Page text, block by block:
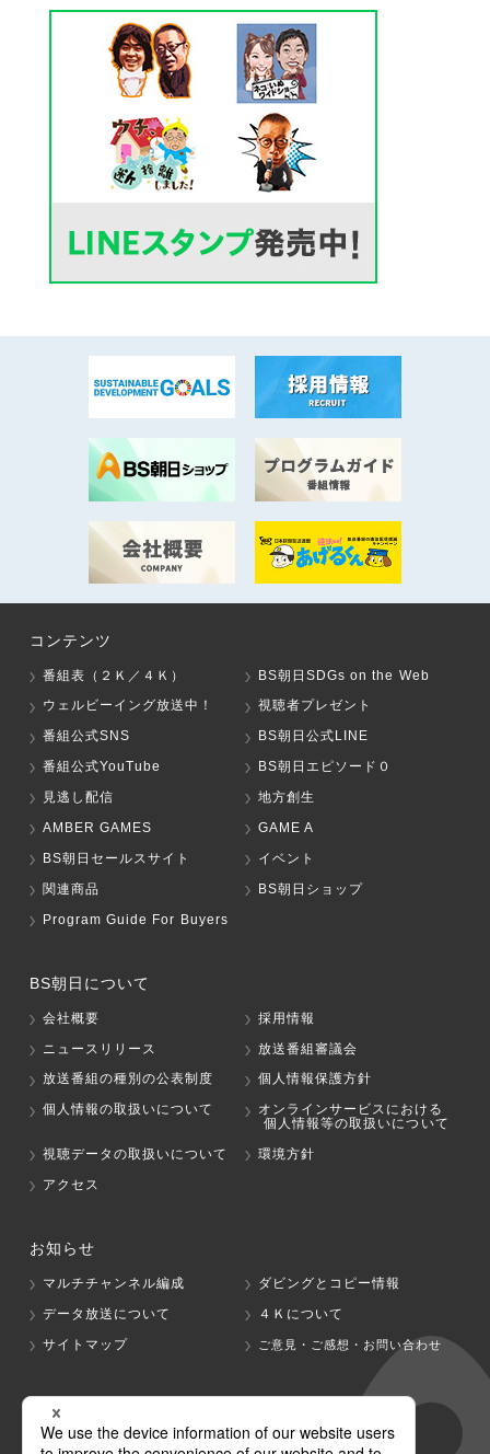
コンテンツ
番組表（２Ｋ／４Ｋ）
BS朝日SDGs on the Web
ウェルビーイング放送中！
視聴者プレゼント
番組公式SNS
BS朝日公式LINE
番組公式YouTube
BS朝日エピソード０
見逃し配信
地方創生
AMBER GAMES
GAME A
BS朝日セールスサイト
イベント
関連商品
BS朝日ショップ
Program Guide For Buyers
BS朝日について
会社概要
採用情報
ニュースリリース
放送番組審議会
放送番組の種別の公表制度
個人情報保護方針
個人情報の取扱いについて
オンラインサービスにおける
個人情報等の取扱いについて
視聴データの取扱いについて
環境方針
アクセス
お知らせ
マルチチャンネル編成
ダビングとコピー情報
データ放送について
４Ｋについて
サイトマップ
ご意見・ご感想・お問い合わせ
グループ会社
テレビ朝日 テレ朝チャンネル